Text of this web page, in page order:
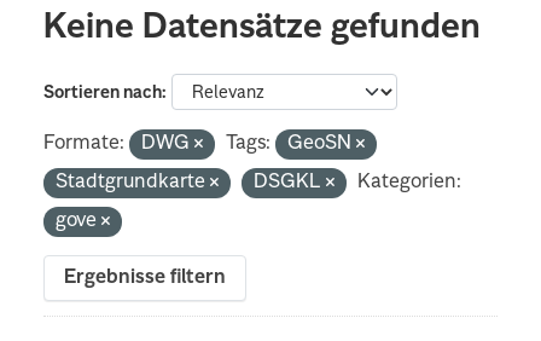
Keine Datensätze gefunden
Sortieren nach
Formate: DWG Tags:
GeoSN
Stadtgrundkarte
DSGKL
Kategorien:
gove
Ergebnisse filtern